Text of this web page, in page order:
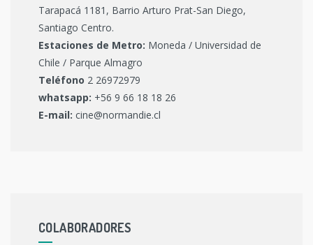
Tarapacá 1181, Barrio Arturo Prat-San Diego,
Santiago Centro.
Estaciones de Metro: Moneda / Universidad de
Chile / Parque Almagro
Teléfono 2 26972979
whatsapp: +56 9 66 18 18 26
E-mail: cine@normandie.cl
COLABORADORES